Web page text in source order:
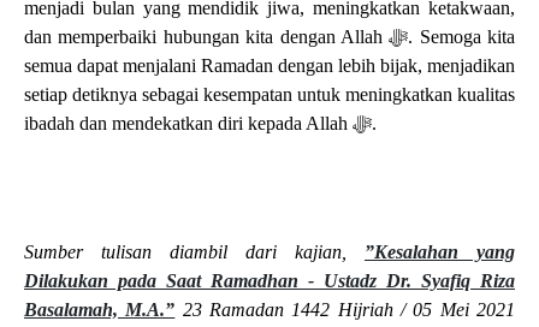
menjadi bulan yang mendidik jiwa, meningkatkan ketakwaan,
dan memperbaiki hubungan kita dengan Allahﷻ. Semoga kita
semua dapat menjalani Ramadan dengan lebih bijak, menjadikan
setiap detiknya sebagai kesempatan untuk meningkatkan kualitas
ibadah dan mendekatkan diri kepada Allah ﷻ.
Sumber tulisan diambil dari kajian, ”Kesalahan yang
Dilakukan pada Saat Ramadhan - Ustadz Dr. Syafiq Riza
Basalamah, M.A.” 23 Ramadan 1442 Hijriah / 05 Mei 2021